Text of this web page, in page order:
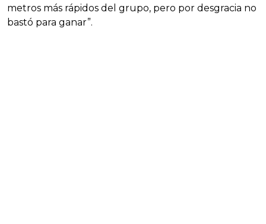
metros más rápidos del grupo, pero por desgracia no
bastó para ganar”.